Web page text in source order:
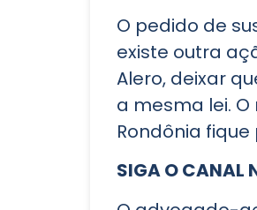
O pedido de
existe outra
Alero, deixar
a mesma lei.
Rondônia
SIGA O CANAL